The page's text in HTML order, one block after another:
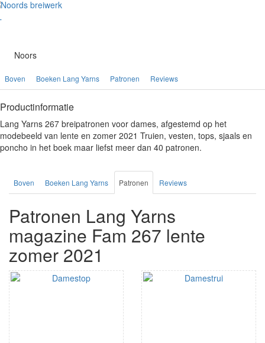
Noors
Boven Boeken Lang Yarns Patronen Reviews
Productinformatie
Lang Yarns 267 breipatronen voor dames, afgestemd op het
modebeeld van lente en zomer 2021 Truien, vesten, tops, sjaals en
poncho in het boek maar liefst meer dan 40 patronen.
Boven Boeken Lang Yarns Patronen Reviews
Patronen Lang Yarns
magazine Fam 267 lente
zomer 2021